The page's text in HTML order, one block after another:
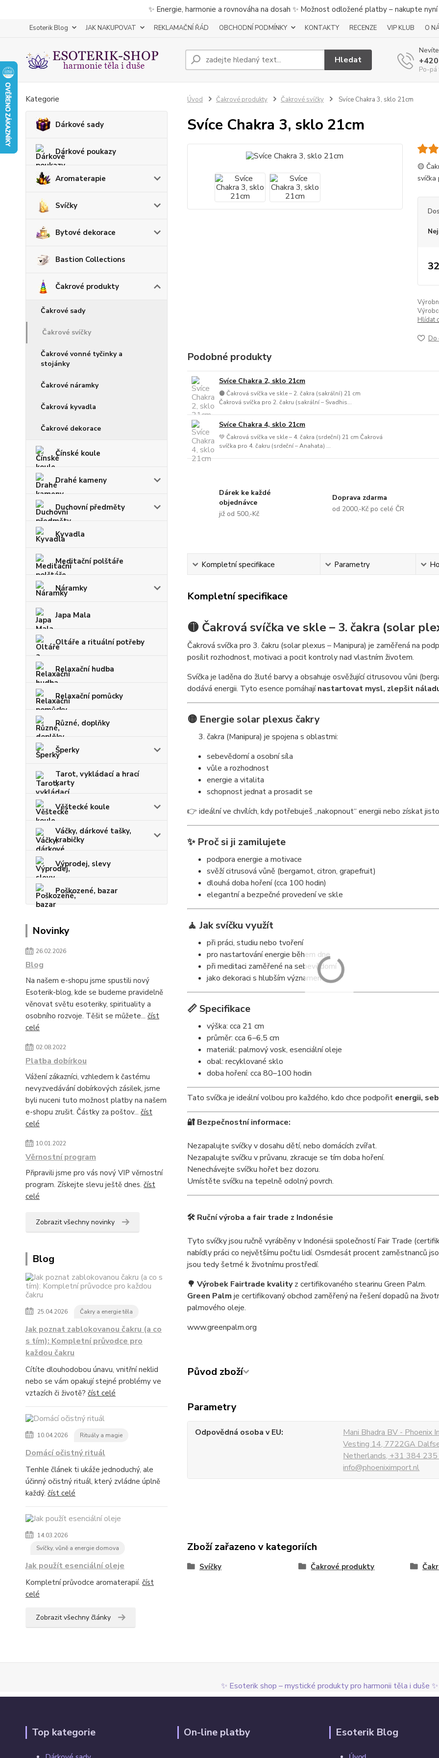
✨ Energie, harmonie a rovnováha na dosah ✨ Možnost odložené platby – nakupte
Esoterik Blog JAK NAKUPOVAT REKLAMAČNÍ ŘÁD OBCHODNÍ PODMÍNKY KONTAKTY RECENZE VIP KLUB O
Hledat
Po-pá
Kategorie
Dárkové sady
Dárkové poukazy
Aromaterapie
Svíčky
Bytové dekorace
Bastion Collections
Čakrové produkty
Čakrové sady
Čakrové svíčky
Čakrové vonné tyčinky a
stojánky
Čakrové náramky
Čakrová kyvadla
Čakrové dekorace
Čínské koule
Drahé kameny
Duchovní předměty
Kyvadla
Meditační polštáře
Náramky
Japa Mala
Oltáře a rituální potřeby
Relaxační hudba
Relaxační pomůcky
Různé, doplňky
Šperky
Tarot, vykládací a hrací
karty
Věštecké koule
Váčky, dárkové tašky,
krabičky
Výprodej, slevy
Poškozené, bazar
Novinky
26.02.2026
Blog
Na našem e-shopu jsme spustili nový
Esoterik-blog, kde se budeme pravidelně
věnovat světu esoteriky, spirituality a
osobního rozvoje. Těšit se můžete... číst
celé
02.08.2022
Platba dobírkou
Vážení zákazníci, vzhledem k častému
nevyzvedávání dobírkových zásilek, jsme
byli nuceni tuto možnost platby na našem
e-shopu zrušit. Částky za poštov... číst
celé
10.01.2022
Věrnostní program
Připravili jsme pro vás nový VIP věrnostní
program. Získejte slevu ještě dnes. číst
celé
Zobrazit všechny novinky
Blog
25.04.2026 Čakry a energie těla
Jak poznat zablokovanou čakru (a co
s tím): Kompletní průvodce pro
každou čakru
Cítíte dlouhodobou únavu, vnitřní neklid
nebo se vám opakují stejné problémy ve
vztazích či životě? číst celé
10.04.2026 Rituály a magie
Domácí očistný rituál
Tenhle článek ti ukáže jednoduchý, ale
účinný očistný rituál, který zvládne úplně
každý. číst celé
14.03.2026
Svíčky, vůně a energie domova
Jak použít esenciální oleje
Kompletní průvodce aromaterapií. číst
celé
Zobrazit všechny články
Úvod Čakrové produkty Čakrové svíčky Svíce Chakra 3, sklo 21cm
Svíce Chakra 3, sklo 21cm
🟡
svíčka
Hlídat
Do
Podobné produkty
Svíce Chakra 2, sklo 21cm
🟠 Čakrová svíčka ve skle – 2. čakra (sakrální) 21 cm
Čakrová svíčka pro 2. čakru (sakrální – Svadhis...
Svíce Chakra 4, sklo 21cm
💚 Čakrová svíčka ve skle – 4. čakra (srdeční) 21 cm Čakrová
svíčka pro 4. čakru (srdeční – Anahata) ...
Dárek ke každé
objednávce
již od 500,-Kč
Doprava zdarma
od 2000,-Kč po celé ČR
Kompletní specifikace Parametry
Kompletní specifikace
🟡 Čakrová svíčka ve skle – 3. čakra (solar
Čakrová svíčka pro 3. čakru (solar plexus – Manipura) je zaměřená na
posílit rozhodnost, motivaci a pocit kontroly nad vlastním životem.
Svíčka je laděna do žluté barvy a obsahuje osvěžující citrusovou vůni
dodává energii. Tyto esence pomáhajínastartovat mysl, zlepšit
🟡 Energie solar plexus čakry
čakra (Manipura) je spojena s oblastmi:
sebevědomí a osobní síla
vůle a rozhodnost
energie a vitalita
schopnost jednat a prosadit se
👉 ideální ve chvílích, kdy potřebuješ „nakopnout“ energii nebo získat
✨ Proč si ji zamilujete
podpora energie a motivace
svěží citrusová vůně (bergamot, citron, grapefruit)
dlouhá doba hoření (cca 100 hodin)
elegantní a bezpečné provedení ve skle
🧘 Jak svíčku využít
při práci, studiu nebo tvoření
pro nastartování energie během dne
při meditaci zaměřené na sebevědomí
jako dekoraci s hlubším významem
📏 Specifikace
výška: cca 21 cm
průměr: cca 6–6,5 cm
materiál: palmový vosk, esenciální oleje
obal: recyklované sklo
doba hoření: cca 80–100 hodin
Tato svíčka je ideální volbou pro každého, kdo chce podpořit energii,
🔐 Bezpečnostní informace:
Nezapalujte svíčky v dosahu dětí, nebo domácích zvířat.
Nezapalujte svíčku v průvanu, zkracuje se tím doba hoření.
Nenechávejte svíčku hořet bez dozoru.
Umístěte svíčku na tepelně odolný povrch.
🛠️ Ruční výroba a fair trade z Indonésie
Tyto svíčky jsou ručně vyráběny v Indonésii společností Fair Trade
nabídly práci co největšímu počtu lidí. Osmdesát procent zaměstnanců
jsou tedy šetrné k životnímu prostředí.
🌳 Výrobek Fairtrade kvalityz certifikovaného stearinu Green Palm.
Green Palm je certifikovaný obchod zaměřený na řešení dopadů na
palmového oleje.
www.greenpalm.org
Původ zboží
Parametry
Odpovědná osoba v EU
Mani Bhadra BV - Phoenix
Vesting 14, 7722GA
Netherlands, +31 384
info@phoeniximport.nl
Zboží zařazeno v kategoriích
Svíčky Čakrové produkty
✨ Esoterik shop – mystické produkty pro harmonii těla i duše ✨
Top kategorie On-line platby Esoterik Blog